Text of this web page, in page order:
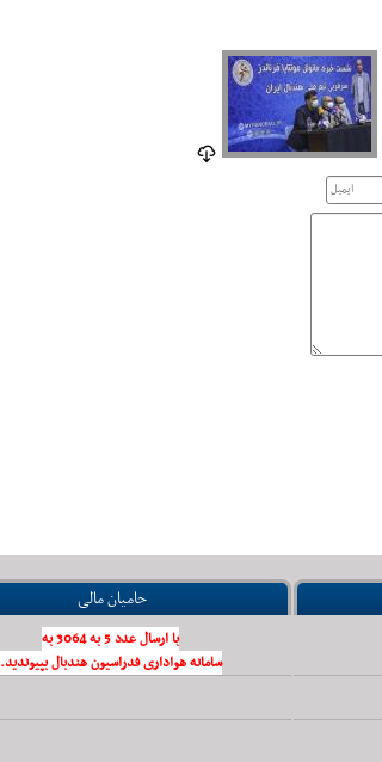
حامیان مالی
با ارسال عدد 5 به 3064 به
سامانه هواداری فدراسیون هندبال بپیوندید.